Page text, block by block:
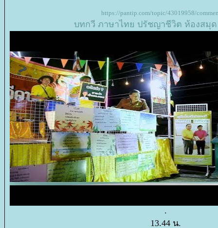
https://pantip.com/topic/43019958/
บทกวี ภาษาไท ปรัชญาชีวิต ห้องสมุด
.
13.44 น.